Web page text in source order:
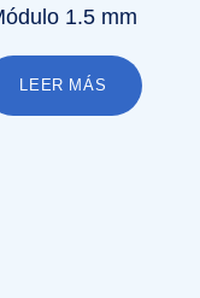
1.5 mm
LEER MÁS